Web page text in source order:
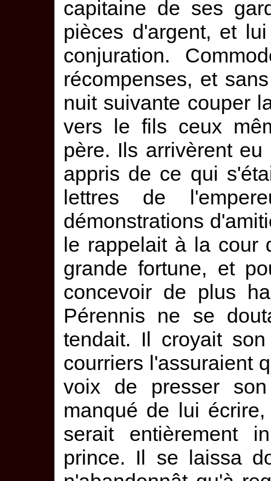
capitaine de ses
pièces d'argent, et
conjuration.
récompenses, et
nuit suivante couper
vers le fils ceux
père. Ils arrivèrent
appris de ce qui
lettres de
démonstrations
le rappelait à la cour
grande fortune, et
concevoir de plus
Pérennis ne se
tendait. Il croyait
courriers l'assuraient
voix de presser
manqué de lui
serait entièrement
prince. Il se laissa